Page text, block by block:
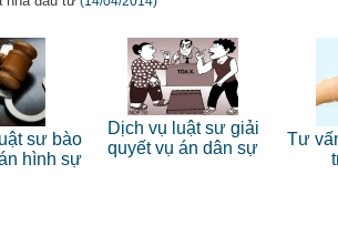
luật sư giải
án dân sự
Tư vấn luật đất đai
trọn gói